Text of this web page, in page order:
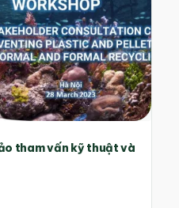
tham vấn kỹ thuật và